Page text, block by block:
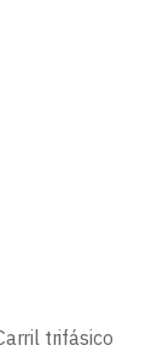
M4-CIERRE
trifásico